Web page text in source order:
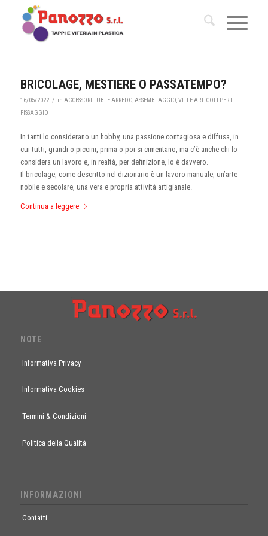
BRICOLAGE, MESTIERE O PASSATEMPO?
16/05/2022 / in ACCESSORI TUBI E ARREDO,ASSEMBLAGGIO,VITI E ARTICOLI PER IL
FISSAGGIO
In tanti lo considerano un hobby, una passione contagiosa e diffusa, in
cui tutti, grandi o piccini, prima o poi si cimentano, ma c’è anche chi lo
considera un lavoro e, in realtà, per definizione, lo è davvero.
Il bricolage, come descritto nel dizionario è un lavoro manuale, un’arte
nobile e secolare, una vera e propria attività artigianale.
Continua a leggere
NOTE
Informativa Privacy
Informativa Cookies
Termini & Condizioni
Politica della Qualità
INFORMAZIONI
Contatti